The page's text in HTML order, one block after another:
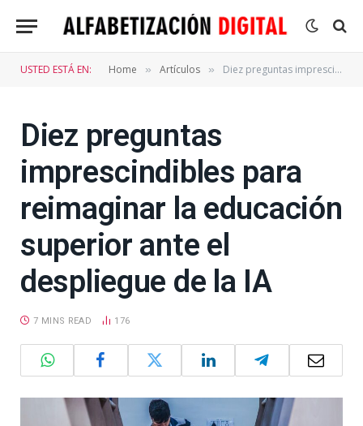
USTED ESTÁ EN: Home » Artículos » Diez preguntas imprescindibles para reimaginar la educación superior ante el despliegue de la IA
Diez preguntas
imprescindibles para
reimaginar la educación
superior ante el
despliegue de la IA
7 MINS READ 176